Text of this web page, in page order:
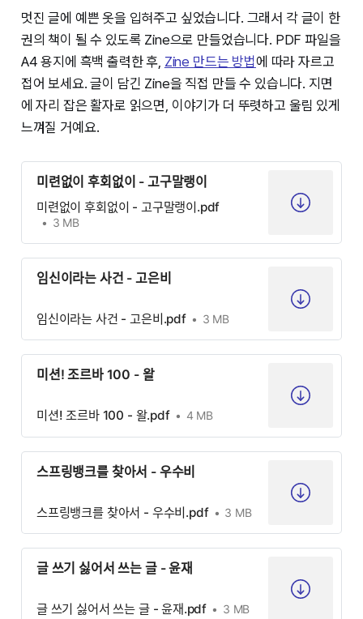
멋진 글에 예쁜 옷을 입혀주고 싶었습니다. 그래서 각 글이 한
권의 책이 될 수 있도록 Zine으로 만들었습니다. PDF 파일을
A4 용지에 흑백 출력한 후, Zine 만드는 방법에 따라 자르고
접어 보세요. 글이 담긴 Zine을 직접 만들 수 있습니다. 지면
에 자리 잡은 활자로 읽으면, 이야기가 더 뚜렷하고 울림 있게
느껴질 거예요.
미련없이 후회없이 - 고구말랭이
미련없이 후회없이 - 고구말랭이.pdf
3 MB
임신이라는 사건 - 고은비
임신이라는 사건 - 고은비.pdf 3 MB
미션! 조르바 100 - 왈
미션! 조르바 100 - 왈.pdf 4 MB
스프링뱅크를 찾아서 - 우수비
스프링뱅크를 찾아서 - 우수비.pdf 3 MB
글 쓰기 싫어서 쓰는 글 - 윤재
글 쓰기 싫어서 쓰는 글 - 윤재.pdf 3 MB